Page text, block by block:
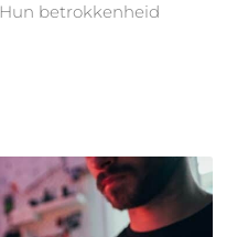
betrokkenheid